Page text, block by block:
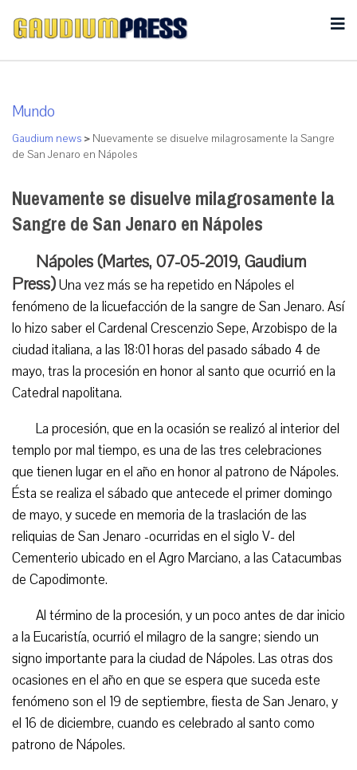
Mundo
Gaudium news > Nuevamente se disuelve milagrosamente la Sangre
de San Jenaro en Nápoles
Nuevamente se disuelve milagrosamente la
Sangre de San Jenaro en Nápoles
Nápoles (Martes, 07-05-2019, Gaudium
Press)Una vez más se ha repetido en Nápoles el
fenómeno de la licuefacción de la sangre de San Jenaro. Así
lo hizo saber el Cardenal Crescenzio Sepe, Arzobispo de la
ciudad italiana, a las 18:01 horas del pasado sábado 4 de
mayo, tras la procesión en honor al santo que ocurrió en la
Catedral napolitana.
La procesión, que en la ocasión se realizó al interior del
templo por mal tiempo, es una de las tres celebraciones
que tienen lugar en el año en honor al patrono de Nápoles.
Ésta se realiza el sábado que antecede el primer domingo
de mayo, y sucede en memoria de la traslación de las
reliquias de San Jenaro -ocurridas en el siglo V- del
Cementerio ubicado en el Agro Marciano, a las Catacumbas
de Capodimonte.
Al término de la procesión, y un poco antes de dar inicio
a la Eucaristía, ocurrió el milagro de la sangre; siendo un
signo importante para la ciudad de Nápoles. Las otras dos
ocasiones en el año en que se espera que suceda este
fenómeno son el 19 de septiembre, fiesta de San Jenaro, y
el 16 de diciembre, cuando es celebrado al santo como
patrono de Nápoles.